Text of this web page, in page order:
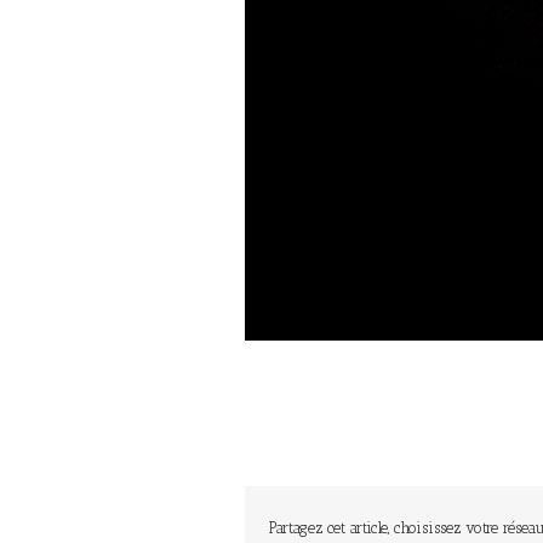
Partagez cet article, choisissez votre